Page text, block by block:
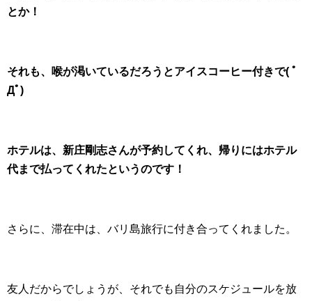
とか！
それも、喉が渇いているだろうとアイスコーヒー付きで( ﾟ
Дﾟ)
ホテルは、新庄剛志さんが予約してくれ、帰りにはホテル
代まで払ってくれたというのです！
さらに、滞在中は、バリ島旅行に付き合ってくれました。
友人だからでしょうが、それでも自分のスケジュールを放